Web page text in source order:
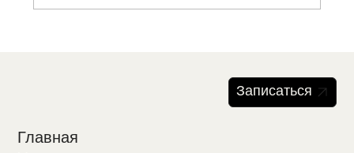
Главная
Записаться